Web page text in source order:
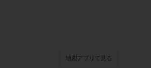
地図アプリで見る